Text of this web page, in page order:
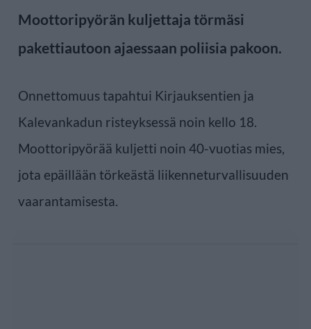
Moottoripyörän kuljettaja törmäsi
pakettiautoon ajaessaan poliisia pakoon.
Onnettomuus tapahtui Kirjauksentien ja
Kalevankadun risteyksessä noin kello 18.
Moottoripyörää kuljetti noin 40-vuotias mies,
jota epäillään törkeästä liikenneturvallisuuden
vaarantamisesta.